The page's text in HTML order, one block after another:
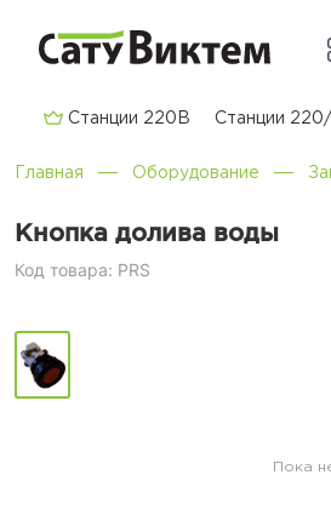
Cтанции 220В Cтанции
Главная Оборудование
Кнопка долива воды
Код товара: PRS
Пока